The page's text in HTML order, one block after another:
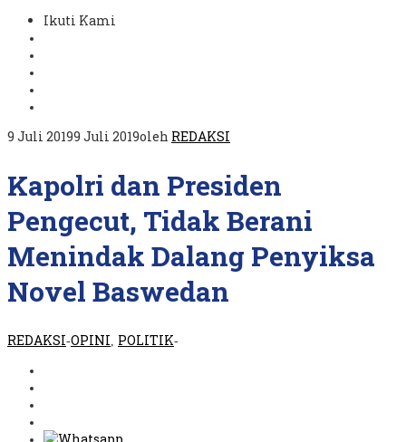
Ikuti Kami
9 Juli 20199 Juli 2019oleh REDAKSI
Kapolri dan Presiden
Pengecut, Tidak Berani
Menindak Dalang Penyiksa
Novel Baswedan
REDAKSI-OPINI POLITIK-